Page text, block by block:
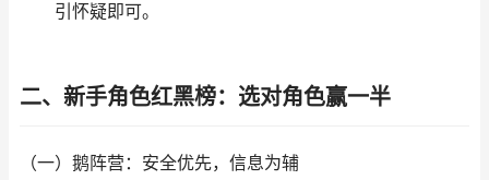
引怀疑即可。​
二、新手角色红黑榜：选对角色赢一半​
（一）鹅阵营：安全优先，信息为辅​